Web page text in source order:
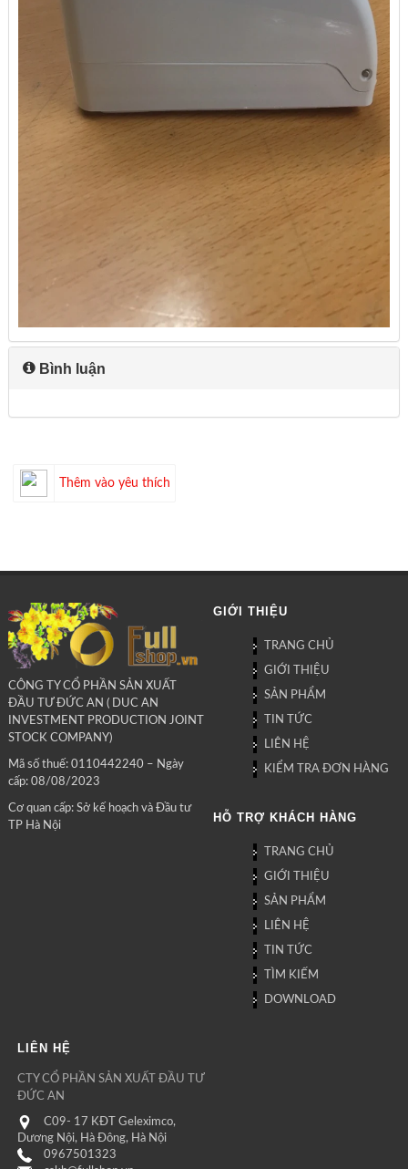
Bình luận
Thêm vào yêu thích
CÔNG TY CỔ PHẦN SẢN XUẤT
ĐẦU TƯ ĐỨC AN ( DUC AN
INVESTMENT PRODUCTION JOINT
STOCK COMPANY)
Mã số thuế: 0110442240 – Ngày
cấp: 08/08/2023
Cơ quan cấp: Sở kế hoạch và Đầu tư
TP Hà Nội
GIỚI THIỆU
TRANG CHỦ
GIỚI THIỆU
SẢN PHẨM
TIN TỨC
LIÊN HỆ
KIỂM TRA ĐƠN HÀNG
HỖ TRỢ KHÁCH HÀNG
TRANG CHỦ
GIỚI THIỆU
SẢN PHẨM
LIÊN HỆ
TIN TỨC
TÌM KIẾM
DOWNLOAD
LIÊN HỆ
CTY CỔ PHẦN SẢN XUẤT ĐẦU TƯ
ĐỨC AN
C09- 17 KĐT Geleximco,
Dương Nội, Hà Đông, Hà Nội
0967501323